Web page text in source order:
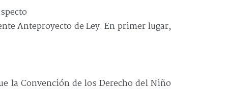
Anteproyecto de Ley. En primer lugar,
la Convención de los Derecho del Niño